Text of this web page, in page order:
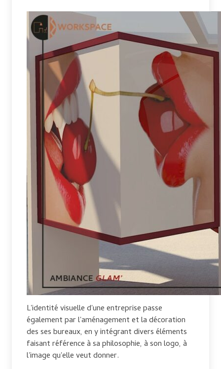
L'identité visuelle d'une entreprise passe
également par l'aménagement et la décoration
des ses bureaux, en y intégrant divers éléments
faisant référence à sa philosophie, à son logo, à
l'image qu'elle veut donner.